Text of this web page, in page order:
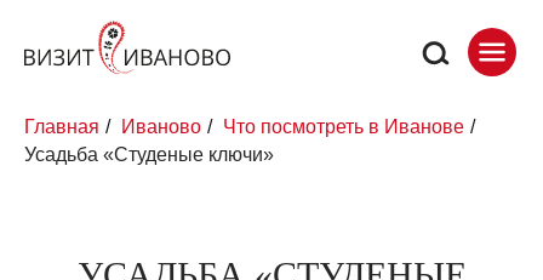
Главная / Иваново / Что посмотреть в Иванове /
Усадьба «Студеные ключи»